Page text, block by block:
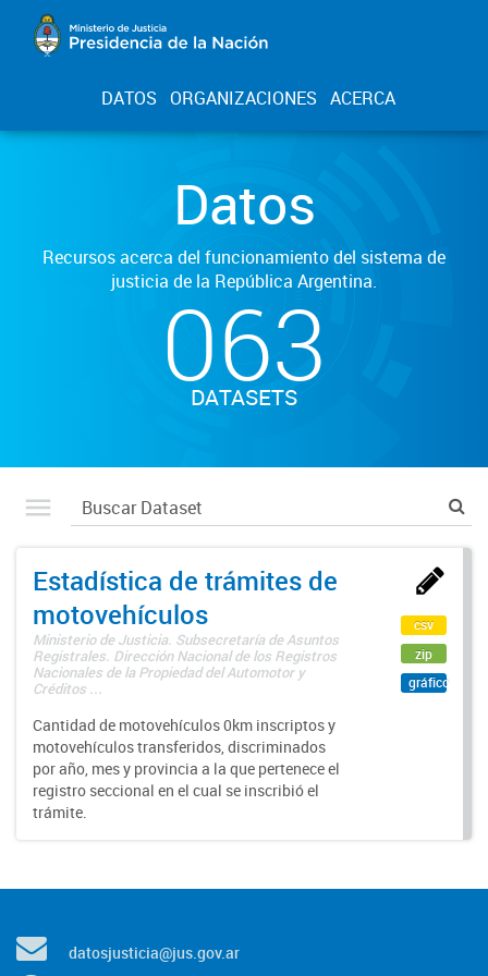
DATOS ORGANIZACIONES ACERCA
Datos
Recursos acerca del funcionamiento del sistema de
justicia de la República Argentina.
063
DATASETS
Estadística de trámites de
motovehículos
Ministerio de Justicia. Subsecretaría de Asuntos
Registrales. Dirección Nacional de los Registros
Nacionales de la Propiedad del Automotor y
Créditos ...
Cantidad de motovehículos 0km inscriptos y
motovehículos transferidos, discriminados
por año, mes y provincia a la que pertenece el
registro seccional en el cual se inscribió el
trámite.
csv
zip
gráfico
datosjusticia@jus.gov.ar